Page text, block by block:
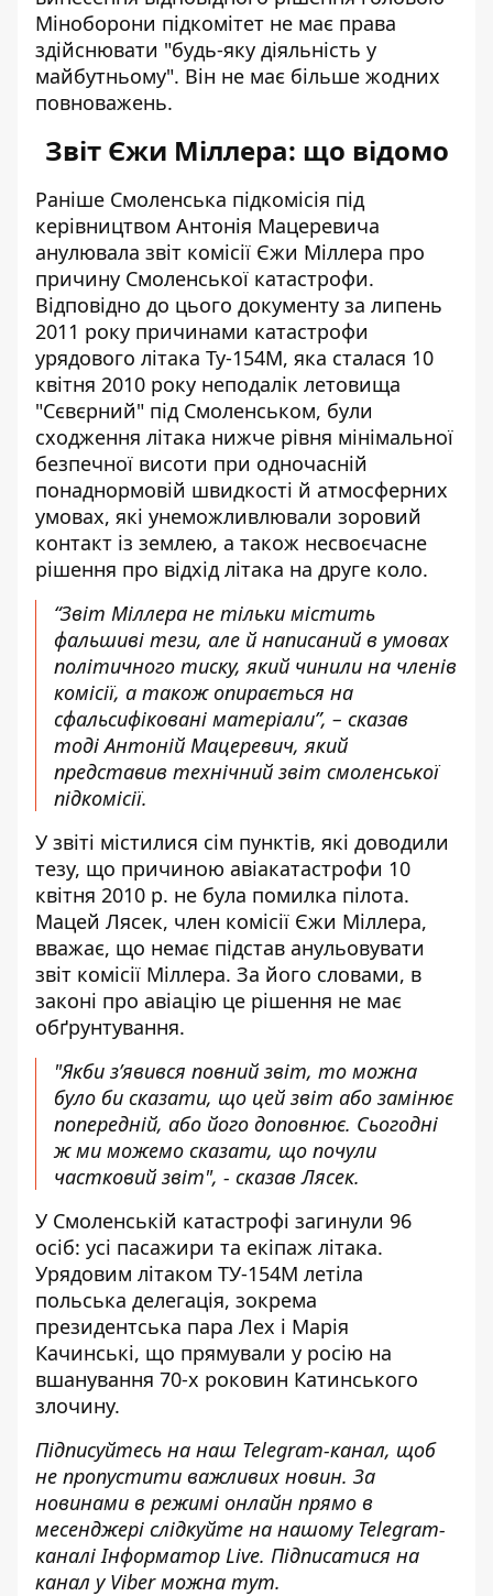
Міноборони підкомітет не має права
здійснювати "будь-яку діяльність у
майбутньому". Він не має більше жодних
повноважень.
Звіт Єжи Міллера: що відомо
Раніше Смоленська підкомісія під
керівництвом Антонія Мацеревича
анулювала звіт комісії Єжи Міллера про
причину Смоленської катастрофи.
Відповідно до цього документу за липень
2011 року причинами катастрофи
урядового літака Ту-154М, яка сталася 10
квітня 2010 року неподалік летовища
"Сєвєрний" під Смоленськом, були
сходження літака нижче рівня мінімальної
безпечної висоти при одночасній
понаднормовій швидкості й атмосферних
умовах, які унеможливлювали зоровий
контакт із землею, а також несвоєчасне
рішення про відхід літака на друге коло.
“Звіт Міллера не тільки містить
фальшиві тези, але й написаний в умовах
політичного тиску, який чинили на членів
комісії, а також опирається на
сфальсифіковані матеріали”, – сказав
тоді Антоній Мацеревич, який
представив технічний звіт смоленської
підкомісії.
У звіті містилися сім пунктів, які доводили
тезу, що причиною авіакатастрофи 10
квітня 2010 р. не була помилка пілота.
Мацей Лясек, член комісії Єжи Міллера,
вважає, що немає підстав анульовувати
звіт комісії Міллера. За його словами, в
законі про авіацію це рішення не має
обґрунтування.
"Якби з’явився повний звіт, то можна
було би сказати, що цей звіт або замінює
попередній, або його доповнює. Сьогодні
ж ми можемо сказати, що почули
частковий звіт", - сказав Лясек.
У Смоленській катастрофі загинули 96
осіб: усі пасажири та екіпаж літака.
Урядовим літаком ТУ-154М летіла
польська делегація, зокрема
президентська пара Лех і Марія
Качинські, що прямували у росію на
вшанування 70-х роковин Катинського
злочину.
Підписуйтесь на наш Telegram-канал, щоб
не пропустити важливих новин. За
новинами в режимі онлайн прямо в
месенджері слідкуйте на нашому Telegram-
каналіІнформатор Live. Підписатися на
канал у Viber можна тут.